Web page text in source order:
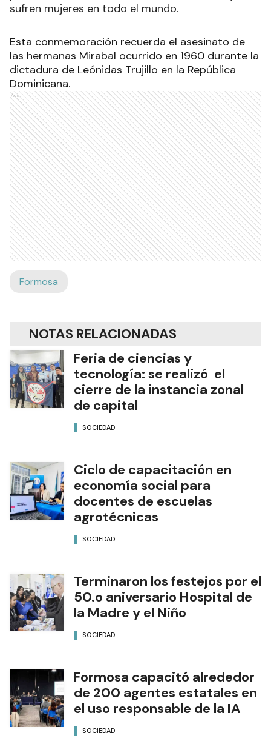
sufren mujeres en todo el mundo.
Esta conmemoración recuerda el asesinato de
las hermanas Mirabal ocurrido en 1960 durante la
dictadura de Leónidas Trujillo en la República
Dominicana.
Ads
Formosa
NOTAS RELACIONADAS
Feria de ciencias y
tecnología: se realizó el
cierre de la instancia zonal
de capital
SOCIEDAD
Ciclo de capacitación en
economía social para
docentes de escuelas
agrotécnicas
SOCIEDAD
Terminaron los festejos por el
50.o aniversario Hospital de
la Madre y el Niño
SOCIEDAD
Formosa capacitó alrededor
de 200 agentes estatales en
el uso responsable de la IA
SOCIEDAD